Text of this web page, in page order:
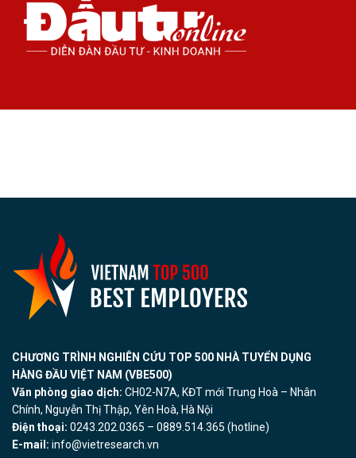
CHƯƠNG TRÌNH NGHIÊN CỨU TOP 500 NHÀ TUYỂN DỤNG
HÀNG ĐẦU VIỆT NAM (VBE500)
Văn phòng giao dịch: CH02-N7A, KĐT mới Trung Hoà – Nhân
Chính, Nguyễn Thị Thập, Yên Hoà, Hà Nội
Điện thoại: 0243.202.0365 – 0889.514.365 (hotline)
E-mail: info@vietresearch.vn